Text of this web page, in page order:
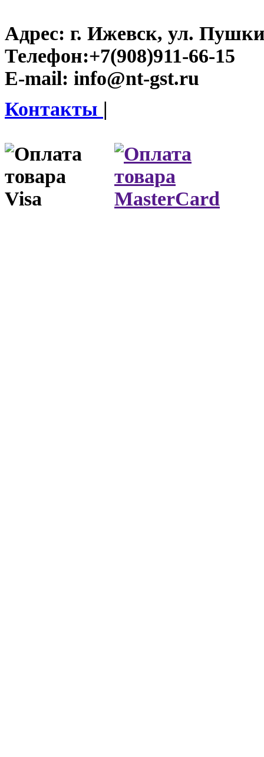
Адрес: г. Ижевск, ул.
Телефон:+7(908)911-66-15
E-mail: info@nt-gst.ru
Контакты |